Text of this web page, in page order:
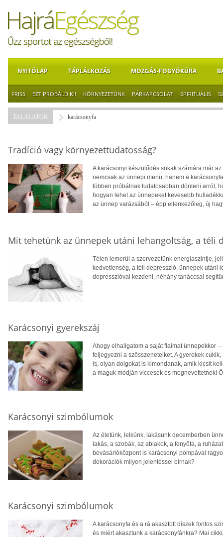
NYITÓLAP TÁPLÁLKOZÁS MOZGÁS-FOGYÓKÚRA
FRISS EZT PRÓBÁLD KI! KÖRNYEZETÜNK PÁRKAPCSOLAT SPIRITUÁLIS
TALÁLATOK karácsonyfa
Tradíció vagy környezettudatosság?
A karácsonyi készülődés sokak számára már
nemcsak az ünnepi menü, hanem a
többen próbálnak tudatosabban dönteni arról,
hogyan lehet az ünnepeket kevesebb
az ünnep varázsából – épp ellenkezőleg, új
Mit tehetünk az ünnepek utáni lehangoltság, a téli
Télen lemerül a szervezetünk energiaszintje,
kedvetlenség, a téli depresszió, ünnepek utáni
depresszióval kezdeni, néhány tanáccsal
Karácsonyi gyerekszáj
Ahogy elhallgatom a saját fiaimat ünnepekkor
feljegyezni a szösszeneteiket. A gyerekek
is, olyan dolgokat is kimondanak, amik kicsit
a maguk módján viccesek és megnevettetnek!
Karácsonyi szimbólumok
Az életünk, lelkünk, lakásunk decemberben
lakás, a szobák, az ablakok, a fenyőfa, a
bevásárlóközpont is karácsonyi pompával
dekorációk milyen jelentéssel bírnak?
Karácsonyi szimbólumok
A karácsonyfa és a rá akasztott díszek fontos
és miért akasztunk a karácsonyfánkra? Mai